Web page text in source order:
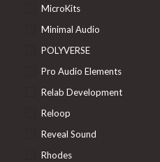
MicroKits
Minimal Audio
POLYVERSE
Pro Audio Elements
Relab Development
Reloop
Reveal Sound
Rhodes